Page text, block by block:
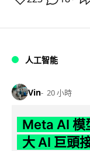
人工智能
Vin 20 小時
Meta AI 模
大 AI 巨頭